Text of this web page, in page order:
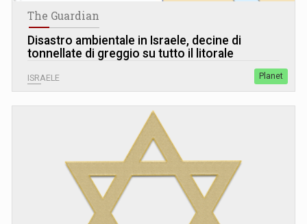
The Guardian
Disastro ambientale in Israele, decine di
tonnellate di greggio su tutto il litorale
ISRAELE Planet